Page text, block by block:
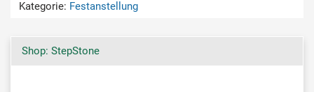
Kategorie: Festanstellung
Shop: StepStone